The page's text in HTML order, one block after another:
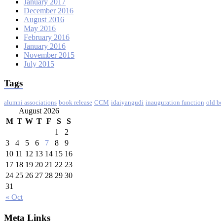
January 2017
December 2016
August 2016
May 2016
February 2016
January 2016
November 2015
July 2015
Tags
alumni associations book release CCM idaiyangudi inauguration function old
August 2026
M T W T F S S
« Oct
1
2
3
4 5 6 7 8
9
10 11 12 13 14 15 16
17 18 19 20 21 22 23
24 25 26 27 28 29 30
31
Meta Links